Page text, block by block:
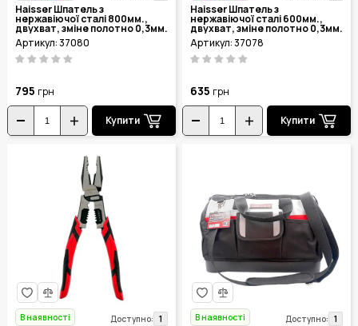
Haisser Шпатель з
нержавіючої сталі 800мм.,
двухват, зміне полотно 0,3мм.
37080
Артикул: 37080
795 грн
Купити
Haisser Шпатель з
нержавіючої сталі 600мм.,
двухват, зміне полотно 0,3мм.
37078
Артикул: 37078
635 грн
Купити
В наявності Доступно: 1 В наявності Доступно: 1